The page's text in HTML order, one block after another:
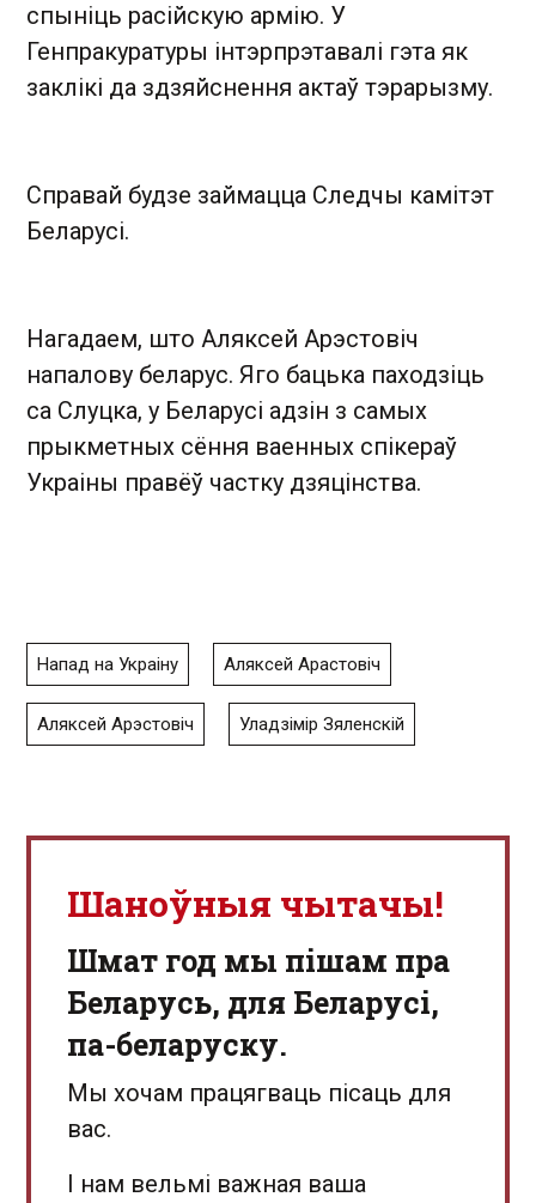
спыніць расійскую армію. У
Генпракуратуры інтэрпрэтавалі гэта як
заклікі да здзяйснення актаў тэрарызму.
Справай будзе займацца Следчы камітэт
Беларусі.
Нагадаем, што Аляксей Арэстовіч
напалову беларус. Яго бацька паходзіць
са Слуцка, у Беларусі адзін з самых
прыкметных сёння ваенных спікераў
Украіны правёў частку дзяцінства.
Напад на Украіну Аляксей Арастовіч
Аляксей Арэстовіч Уладзімір Зяленскій
Шаноўныя чытачы!
Шмат год мы пішам пра
Беларусь, для Беларусі,
па-беларуску.
Мы хочам працягваць пісаць для
вас.
І нам вельмі важная ваша